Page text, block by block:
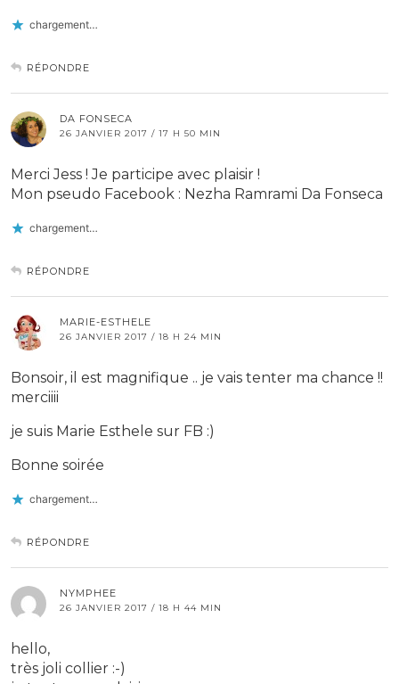
chargement…
RÉPONDRE
DA FONSECA
26 JANVIER 2017 / 17 H 50 MIN
Merci Jess ! Je participe avec plaisir !
Mon pseudo Facebook : Nezha Ramrami Da Fonseca
chargement…
RÉPONDRE
MARIE-ESTHELE
26 JANVIER 2017 / 18 H 24 MIN
Bonsoir, il est magnifique .. je vais tenter ma chance !!
merciiii
je suis Marie Esthele sur FB :)
Bonne soirée
chargement…
RÉPONDRE
NYMPHEE
26 JANVIER 2017 / 18 H 44 MIN
hello,
très joli collier :-)